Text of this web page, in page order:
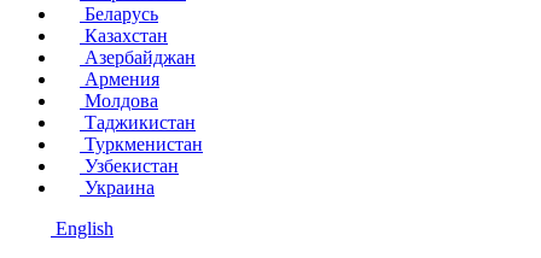
Беларусь
Казахстан
Азербайджан
Армения
Молдова
Таджикистан
Туркменистан
Узбекистан
Украина
English